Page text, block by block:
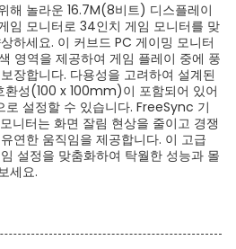
해 놀라운 16.7M(8비트) 디스플레이
임 모니터로 34인치 게임 모니터를 맞
하세요. 이 커브드 PC 게이밍 모니터
영역을 제공하여 게임 플레이 중에 풍
장합니다. 다용성을 고려하여 설계된
환성(100 x 100mm)이 포함되어 있어
로 설정할 수 있습니다. FreeSync 기
니터는 화면 잘림 현상을 줄이고 경쟁
연한 움직임을 제공합니다. 이 고급
설정을 맞춤화하여 탁월한 성능과 몰
세요.